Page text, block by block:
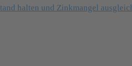
halten und Zinkmangel